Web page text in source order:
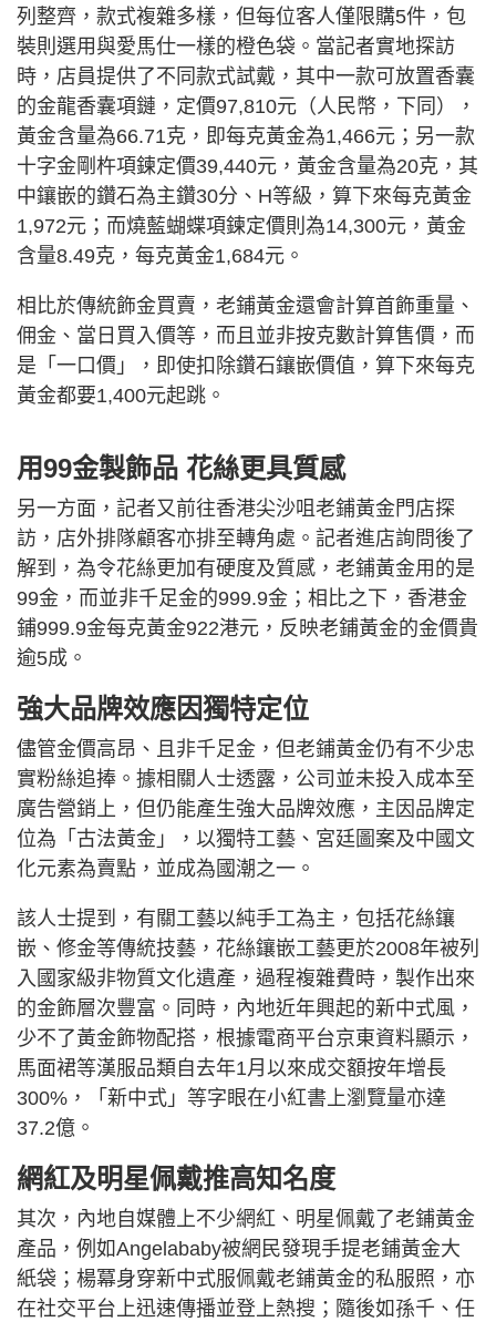
列整齊，款式複雜多樣，但每位客人僅限購5件，包
裝則選用與愛馬仕一樣的橙色袋。當記者實地探訪
時，店員提供了不同款式試戴，其中一款可放置香囊
的金龍香囊項鏈，定價97,810元（人民幣，下同），
黃金含量為66.71克，即每克黃金為1,466元；另一款
十字金剛杵項鍊定價39,440元，黃金含量為20克，其
中鑲嵌的鑽石為主鑽30分、H等級，算下來每克黃金
1,972元；而燒藍蝴蝶項鍊定價則為14,300元，黃金
含量8.49克，每克黃金1,684元。
相比於傳統飾金買賣，老鋪黃金還會計算首飾重量、
佣金、當日買入價等，而且並非按克數計算售價，而
是「一口價」，即使扣除鑽石鑲嵌價值，算下來每克
黃金都要1,400元起跳。
用99金製飾品 花絲更具質感
另一方面，記者又前往香港尖沙咀老鋪黃金門店探
訪，店外排隊顧客亦排至轉角處。記者進店詢問後了
解到，為令花絲更加有硬度及質感，老鋪黃金用的是
99金，而並非千足金的999.9金；相比之下，香港金
鋪999.9金每克黃金922港元，反映老鋪黃金的金價貴
逾5成。
強大品牌效應因獨特定位
儘管金價高昂、且非千足金，但老鋪黃金仍有不少忠
實粉絲追捧。據相關人士透露，公司並未投入成本至
廣告營銷上，但仍能產生強大品牌效應，主因品牌定
位為「古法黃金」，以獨特工藝、宮廷圖案及中國文
化元素為賣點，並成為國潮之一。
該人士提到，有關工藝以純手工為主，包括花絲鑲
嵌、修金等傳統技藝，花絲鑲嵌工藝更於2008年被列
入國家級非物質文化遺產，過程複雜費時，製作出來
的金飾層次豐富。同時，內地近年興起的新中式風，
少不了黃金飾物配搭，根據電商平台京東資料顯示，
馬面裙等漢服品類自去年1月以來成交額按年增長
300%，「新中式」等字眼在小紅書上瀏覽量亦達
37.2億。
網紅及明星佩戴推高知名度
其次，內地自媒體上不少網紅、明星佩戴了老鋪黃金
產品，例如Angelababy被網民發現手提老鋪黃金大
紙袋；楊冪身穿新中式服佩戴老鋪黃金的私服照，亦
在社交平台上迅速傳播並登上熱搜；隨後如孫千、任